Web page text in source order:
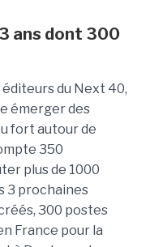
ans dont 300
du Next 40,
émerger des
fort autour de
350
plus de 1000
3 prochaines
300 postes
France pour la